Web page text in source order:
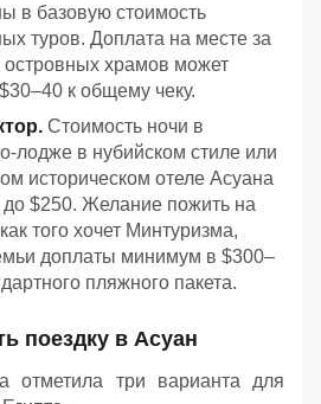
в базовую стоимость
туров. Доплата на месте за
островных храмов может
к общему чеку.
Стоимость ночи в
лодже в нубийском стиле или
историческом отеле Асуана
до $250. Желание пожить на
того хочет Минтуризма,
доплаты минимум в $300–
пляжного пакета.
поездку в Асуан
отметила три варианта для